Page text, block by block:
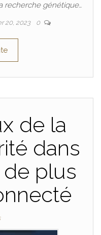
recherche génétique…
20, 2023 0
de la
dans
plus